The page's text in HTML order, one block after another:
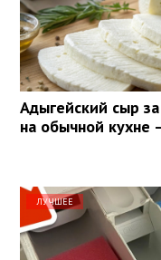
Адыгейский сыр
на обычной кухне
ЛУЧШЕЕ